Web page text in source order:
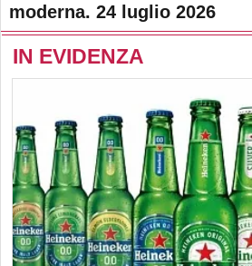
moderna. 24 luglio 2026
IN EVIDENZA